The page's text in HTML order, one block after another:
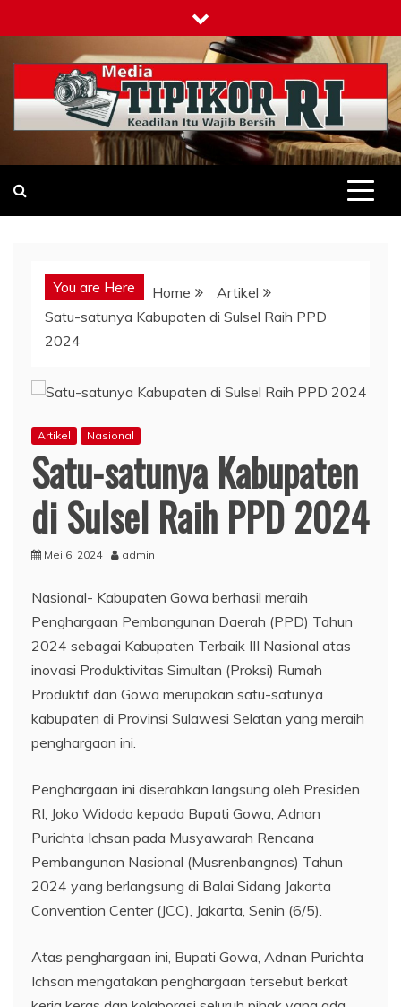
to
content
Tipikor-ri-online.my.id
Keadilan Itu Wajib Bersih
You are Here Home
Artikel
Satu-satunya Kabupaten di Sulsel Raih PPD
2024
Artikel Nasional
Satu-satunya Kabupaten
di Sulsel Raih PPD 2024
Mei 6, 2024 admin
Nasional- Kabupaten Gowa berhasil meraih
Penghargaan Pembangunan Daerah (PPD) Tahun
2024 sebagai Kabupaten Terbaik III Nasional atas
inovasi Produktivitas Simultan (Proksi) Rumah
Produktif dan Gowa merupakan satu-satunya
kabupaten di Provinsi Sulawesi Selatan yang meraih
penghargaan ini.
Penghargaan ini diserahkan langsung oleh Presiden
RI, Joko Widodo kepada Bupati Gowa, Adnan
Purichta Ichsan pada Musyawarah Rencana
Pembangunan Nasional (Musrenbangnas) Tahun
2024 yang berlangsung di Balai Sidang Jakarta
Convention Center (JCC), Jakarta, Senin (6/5).
Atas penghargaan ini, Bupati Gowa, Adnan Purichta
Ichsan mengatakan penghargaan tersebut berkat